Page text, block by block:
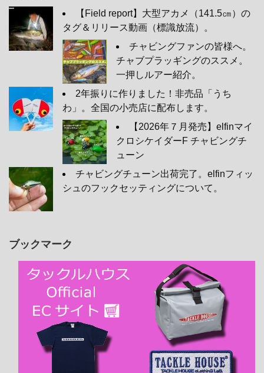
【Field report】大型アカメ（141.5㎝）の
タグ＆リリース動画（標識放流）。
チャビングファンの皆様へ。
チャブプラッギングのススメ。
一押しルアー紹介。
2年振りに作りました！非売品「うち
わ」。全国の小売店に配布します。
【2026年７月発売】elfinマイ
クロシケイダーF チャビングチ
ューン
チャビングチューン出荷完了。elfinフィッ
シュのフックセッティングについて。
ブックマーク